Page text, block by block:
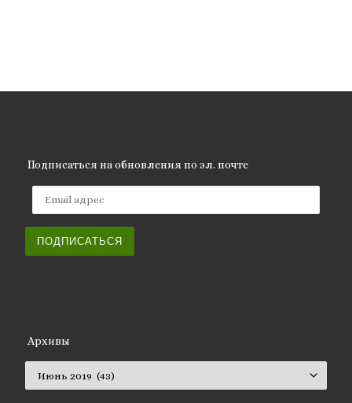
Подписаться на обновления по эл. почте
ПОДПИСАТЬСЯ
Архивы